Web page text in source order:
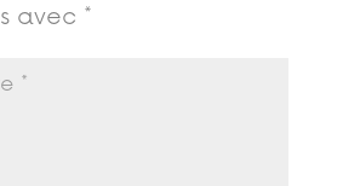
avec *